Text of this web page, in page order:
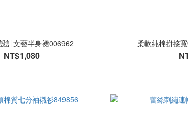
計文藝半身裙006962
NT$1,080
柔軟純棉拼接